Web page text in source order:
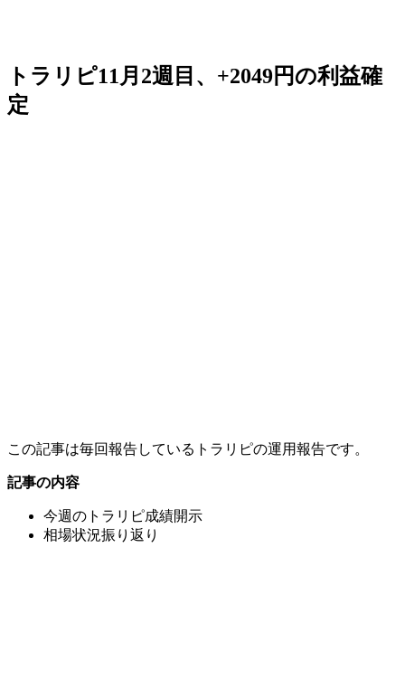
トラリピ11月2週目、+2049円の利益確
定
この記事は毎回報告しているトラリピの運用報告です。
記事の内容
今週のトラリピ成績開示
相場状況振り返り